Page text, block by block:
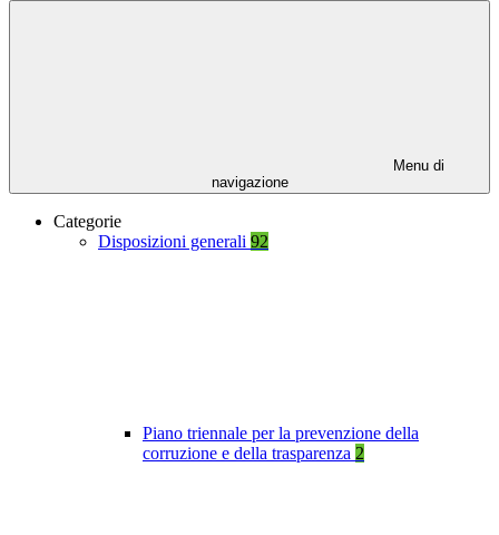
Menu di
navigazione
Categorie
Disposizioni generali 92
Piano triennale per la prevenzione della
corruzione e della trasparenza 2